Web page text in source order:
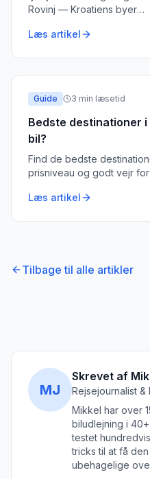
Rovinj — Kroatiens byer…
Læs artikel
Guide 3 min læsetid
Bedste destinationer i
bil?
Find de bedste
prisniveau og godt vejr
Læs artikel
Tilbage til alle artikler
MJ
Skrevet af
Rejsejournalist
Mikkel har over
biludlejning i
testet
tricks til at få
ubehagelige